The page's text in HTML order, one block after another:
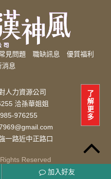
了
解
更
多
見問題 職缺訊息
優質福利
消息
人力資源公司
洽孫華姐姐
976255
一路近中正路口
Reserved
在短時間內打工賺錢存取，相信酒店業
加入好友